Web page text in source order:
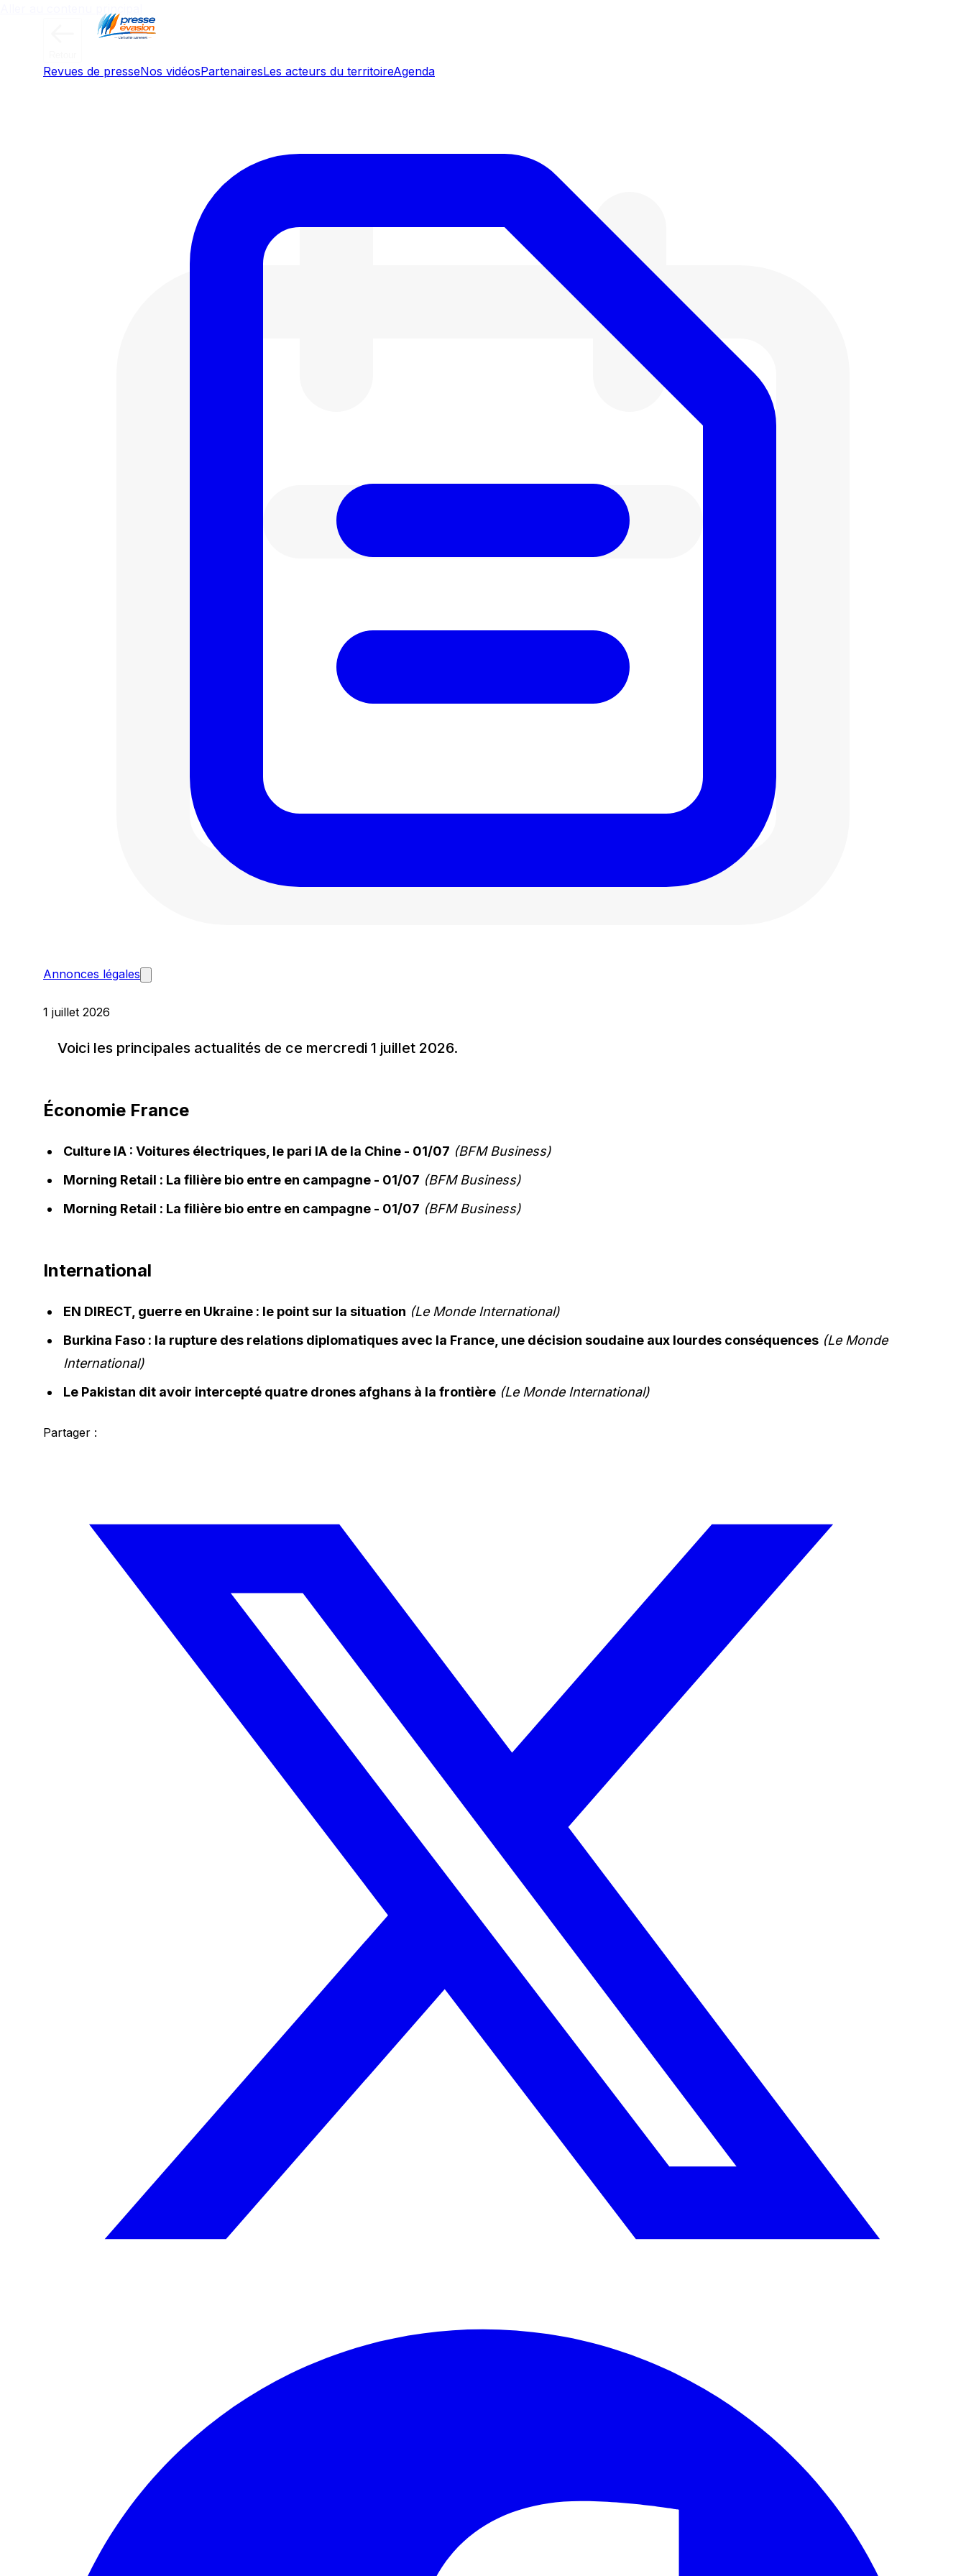
Revues de presseNos vidéosPartenairesLes acteurs du territoireAgenda
Annonces légales
1 juillet 2026
Voici les principales actualités de ce mercredi 1 juillet 2026.
Économie France
Culture IA : Voitures électriques, le pari IA de la Chine - 01/07 (BFM Business)
Morning Retail : La filière bio entre en campagne - 01/07 (BFM Business)
Morning Retail : La filière bio entre en campagne - 01/07 (BFM Business)
International
EN DIRECT, guerre en Ukraine : le point sur la situation (Le Monde International)
Burkina Faso : la rupture des relations diplomatiques avec la France, une décision soudaine aux lourdes conséquences (Le Monde
International)
Le Pakistan dit avoir intercepté quatre drones afghans à la frontière (Le Monde International)
Partager :